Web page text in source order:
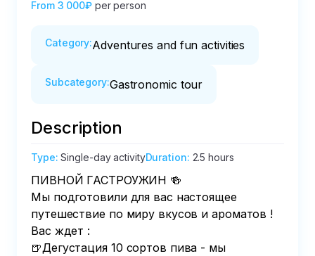
From 3 000₽ per person
Category:Adventures and fun activities
Subcategory:Gastronomic tour
Description
Type:Single-day activityDuration: 2.5 hours
ПИВНОЙ ГАСТРОУЖИН 🍻
Мы подготовили для вас настоящее
путешествие по миру вкусов и ароматов !
Вас ждет :
🍺Дегустация 10 сортов пива - мы